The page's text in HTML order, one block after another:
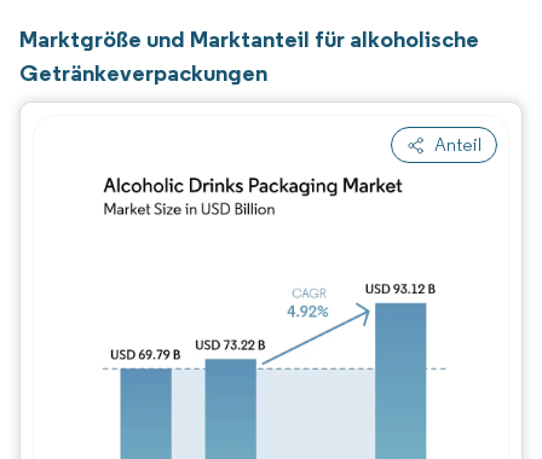
Marktgröße und Marktanteil für alkoholische
Getränkeverpackungen
Anteil